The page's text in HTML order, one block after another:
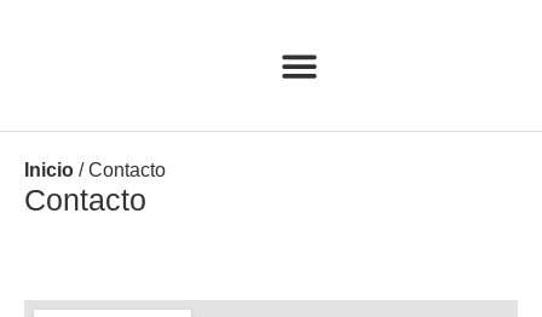
Inicio /Contacto
Contacto